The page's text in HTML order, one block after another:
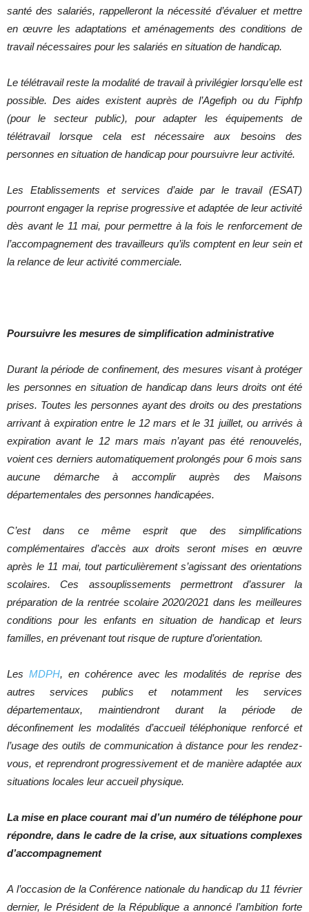
santé des salariés, rappelleront la nécessité d’évaluer et mettre
en œuvre les adaptations et aménagements des conditions de
travail nécessaires pour les salariés en situation de handicap.
Le télétravail reste la modalité de travail à privilégier lorsqu’elle est
possible. Des aides existent auprès de l’Agefiph ou du Fiphfp
(pour le secteur public), pour adapter les équipements de
télétravail lorsque cela est nécessaire aux besoins des
personnes en situation de handicap pour poursuivre leur activité.
Les Etablissements et services d’aide par le travail (ESAT)
pourront engager la reprise progressive et adaptée de leur activité
dès avant le 11 mai, pour permettre à la fois le renforcement de
l’accompagnement des travailleurs qu’ils comptent en leur sein et
la relance de leur activité commerciale.
Poursuivre les mesures de simplification administrative
Durant la période de confinement, des mesures visant à protéger
les personnes en situation de handicap dans leurs droits ont été
prises. Toutes les personnes ayant des droits ou des prestations
arrivant à expiration entre le 12 mars et le 31 juillet, ou arrivés à
expiration avant le 12 mars mais n’ayant pas été renouvelés,
voient ces derniers automatiquement prolongés pour 6 mois sans
aucune démarche à accomplir auprès des Maisons
départementales des personnes handicapées.
C’est dans ce même esprit que des simplifications
complémentaires d’accès aux droits seront mises en œuvre
après le 11 mai, tout particulièrement s’agissant des orientations
scolaires. Ces assouplissements permettront d’assurer la
préparation de la rentrée scolaire 2020/2021 dans les meilleures
conditions pour les enfants en situation de handicap et leurs
familles, en prévenant tout risque de rupture d’orientation.
Les MDPH, en cohérence avec les modalités de reprise des
autres services publics et notamment les services
départementaux, maintiendront durant la période de
déconfinement les modalités d’accueil téléphonique renforcé et
l’usage des outils de communication à distance pour les rendez-
vous, et reprendront progressivement et de manière adaptée aux
situations locales leur accueil physique.
La mise en place courant mai d’un numéro de téléphone pour
répondre, dans le cadre de la crise, aux situations complexes
d’accompagnement
A l’occasion de la Conférence nationale du handicap du 11 février
dernier, le Président de la République a annoncé l’ambition forte